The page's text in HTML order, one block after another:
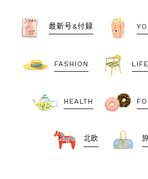
最新号&付録
FASHION
HEALTH
北欧